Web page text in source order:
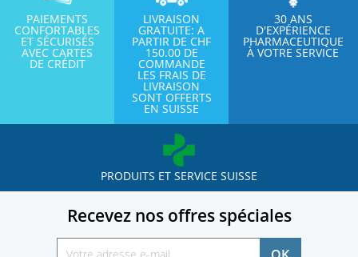
PAIEMENTS
CONFORTABLES
ET SÉCURISÉS
AVEC CARTES
DE CRÉDIT
LIVRAISON
GRATUITE: A
PARTIR DE CHF
150.00 DE
COMMANDE
LES FRAIS DE
LIVRAISON
SONT OFFERTS
EN SUISSE
30 ANS
D'EXPÉRIENCE
PHARMACEUTIQUE
À VOTRE SERVICE
PRODUITS ET SERVICE SUISSE
Recevez nos offres spéciales